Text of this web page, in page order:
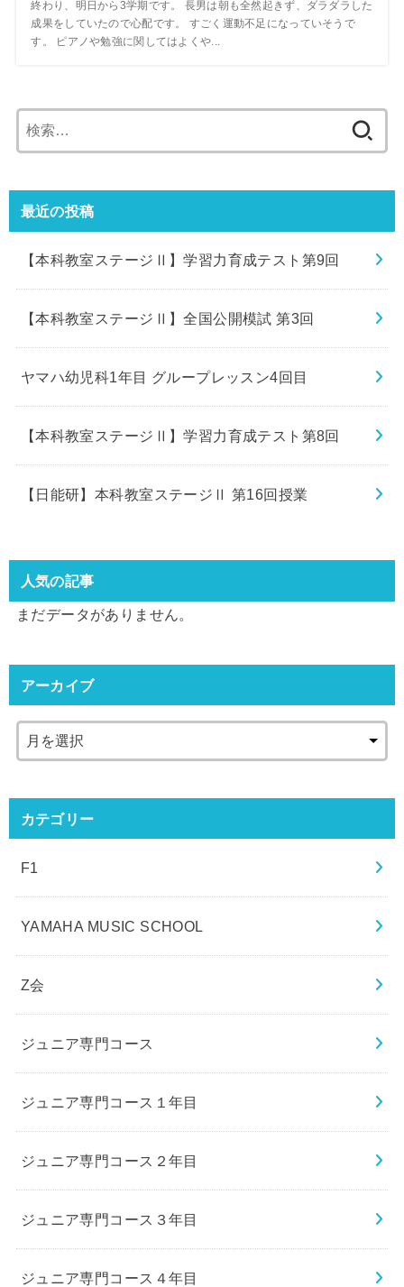
終わり、明日から3学期です。 長男は朝も全然起きず、ダラダラした
成果をしていたので心配です。 すごく運動不足になっていそうで
す。 ピアノや勉強に関してはよくや...
索:
最近の投稿
【本科教室ステージⅡ】学習力育成テスト第9回
【本科教室ステージⅡ】全国公開模試 第3回
ヤマハ幼児科1年目 グループレッスン4回目
【本科教室ステージⅡ】学習力育成テスト第8回
【日能研】本科教室ステージⅡ 第16回授業
人気の記事
まだデータがありません。
アーカイブ
カテゴリー
F1
YAMAHA MUSIC SCHOOL
Z会
ジュニア専門コース
ジュニア専門コース１年目
ジュニア専門コース２年目
ジュニア専門コース３年目
ジュニア専門コース４年目